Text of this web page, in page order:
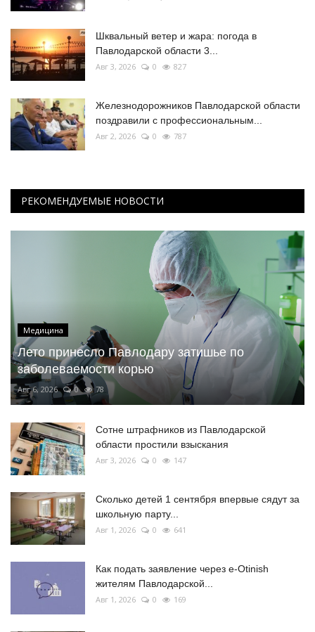
Шквальный ветер и жара: погода в
Павлодарской области 3...
Авг 3, 2026 0 827
Железнодорожников Павлодарской области
поздравили с профессиональным...
Авг 2, 2026 0 787
РЕКОМЕНДУЕМЫЕ НОВОСТИ
Медицина
Лето принесло Павлодару затишье по
заболеваемости корью
Авг 6, 2026 0 78
Сотне штрафников из Павлодарской
области простили взыскания
Авг 3, 2026 0 147
Сколько детей 1 сентября впервые сядут за
школьную парту...
Авг 1, 2026 0 641
Как подать заявление через e-Otinish
жителям Павлодарской...
Авг 1, 2026 0 169